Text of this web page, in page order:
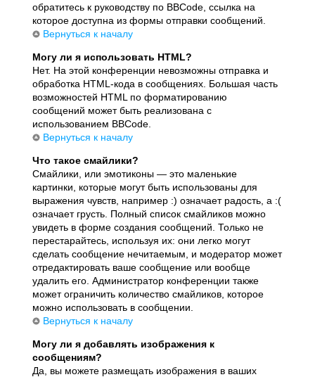
обратитесь к руководству по BBCode, ссылка на
которое доступна из формы отправки сообщений.
Вернуться к началу
Могу ли я использовать HTML?
Нет. На этой конференции невозможны отправка и
обработка HTML-кода в сообщениях. Большая часть
возможностей HTML по форматированию
сообщений может быть реализована с
использованием BBCode.
Вернуться к началу
Что такое смайлики?
Смайлики, или эмотиконы — это маленькие
картинки, которые могут быть использованы для
выражения чувств, например :) означает радость, а :(
означает грусть. Полный список смайликов можно
увидеть в форме создания сообщений. Только не
перестарайтесь, используя их: они легко могут
сделать сообщение нечитаемым, и модератор может
отредактировать ваше сообщение или вообще
удалить его. Администратор конференции также
может ограничить количество смайликов, которое
можно использовать в сообщении.
Вернуться к началу
Могу ли я добавлять изображения к
сообщениям?
Да, вы можете размещать изображения в ваших